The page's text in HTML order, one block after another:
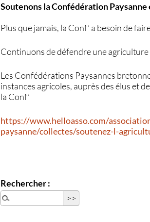
Soutenons la Confédération Paysanne
Plus que jamais, la Conf’ a besoin de
Continuons de défendre une
Les Confédérations Paysannes
instances agricoles, auprès des élus et
la Conf’
https://www.helloasso.com/
paysanne/collectes/soutenez-l-
Rechercher :